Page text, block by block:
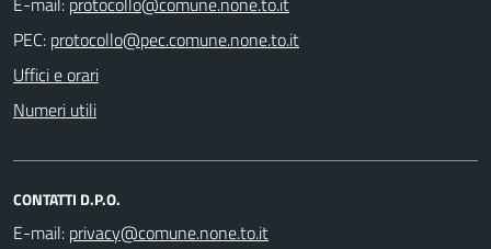
PEC:
Uffici e orari
Numeri utili
CONTATTI D.P.O.
E-mail: